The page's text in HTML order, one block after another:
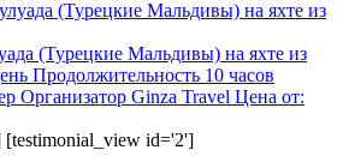
(Турецкие Мальдивы) на яхте из
Продолжительность 10 часов
Организатор Ginza Travel Цена от:
id='2']